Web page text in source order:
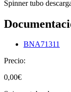
Spinner tubo
BNA71311
Precio:
0,00€